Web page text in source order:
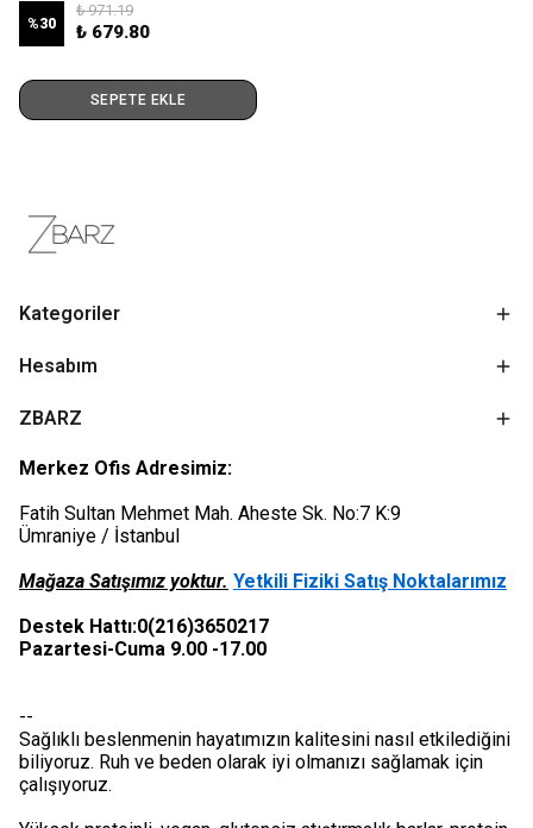
%30
₺ 971.19
₺ 679.80
SEPETE EKLE
Kategoriler
Hesabım
ZBARZ
Merkez Ofis Adresimiz:
Fatih Sultan Mehmet Mah. Aheste Sk. No:7 K:9
Ümraniye / İstanbul
Mağaza Satışımız yoktur. Yetkili Fiziki Satış Noktalarımız
Destek Hattı:0(216)3650217
Pazartesi-Cuma 9.00 -17.00
--
Sağlıklı beslenmenin hayatımızın kalitesini nasıl etkilediğini
biliyoruz. Ruh ve beden olarak iyi olmanızı sağlamak için
çalışıyoruz.